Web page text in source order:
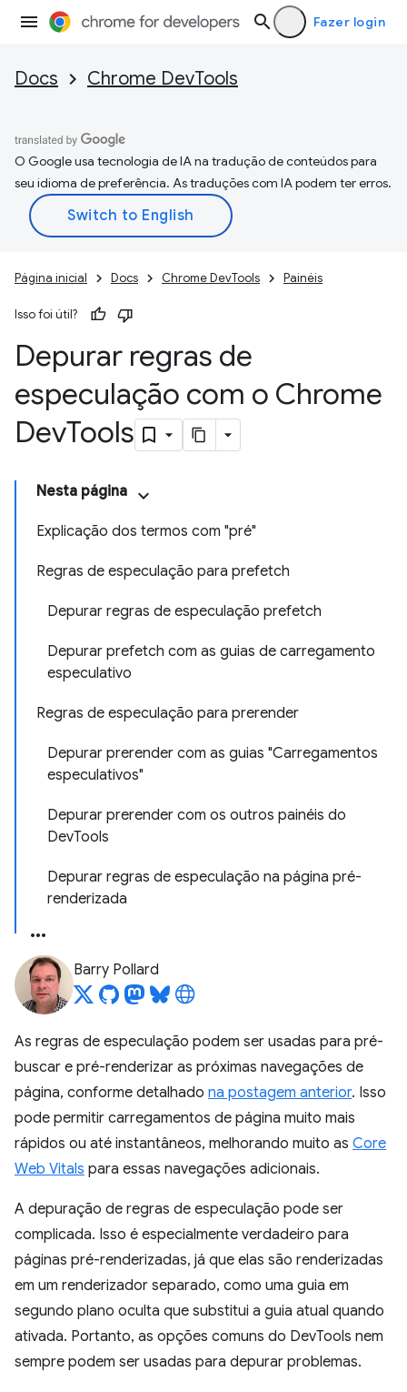
Fazer login
Docs Chrome DevTools
O Google usa tecnologia de IA na tradução de conteúdos para
seu idioma de preferência. As traduções com IA podem ter erros.
Página inicial Docs Chrome DevTools Painéis
Isso foi útil?
Depurar regras de
especulação com o Chrome
DevTools
Nesta página
Explicação dos termos com "pré"
Regras de especulação para prefetch
Depurar regras de especulação prefetch
Depurar prefetch com as guias de carregamento
especulativo
Regras de especulação para prerender
Depurar prerender com as guias "Carregamentos
especulativos"
Depurar prerender com os outros painéis do
DevTools
Depurar regras de especulação na página pré-
renderizada
Barry Pollard
As regras de especulação podem ser usadas para pré-
buscar e pré-renderizar as próximas navegações de
página, conforme detalhado na postagem anterior. Isso
pode permitir carregamentos de página muito mais
rápidos ou até instantâneos, melhorando muito as Core
Web Vitals para essas navegações adicionais.
A depuração de regras de especulação pode ser
complicada. Isso é especialmente verdadeiro para
páginas pré-renderizadas, já que elas são renderizadas
em um renderizador separado, como uma guia em
segundo plano oculta que substitui a guia atual quando
ativada. Portanto, as opções comuns do DevTools nem
sempre podem ser usadas para depurar problemas.